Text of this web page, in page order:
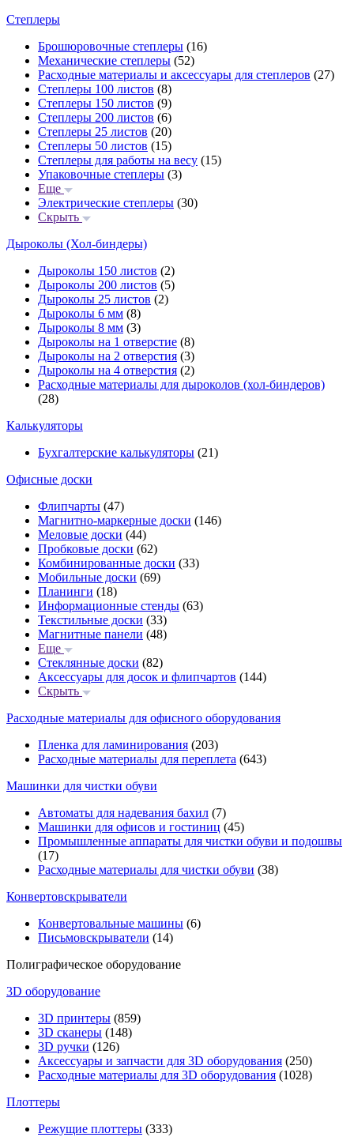
Степлеры
Брошюровочные степлеры (16)
Механические степлеры (52)
Расходные материалы и аксессуары для степлеров (27)
Степлеры 100 листов (8)
Степлеры 150 листов (9)
Степлеры 200 листов (6)
Степлеры 25 листов (20)
Степлеры 50 листов (15)
Степлеры для работы на весу (15)
Упаковочные степлеры (3)
Еще
Электрические степлеры (30)
Скрыть
Дыроколы (Хол-биндеры)
Дыроколы 150 листов (2)
Дыроколы 200 листов (5)
Дыроколы 25 листов (2)
Дыроколы 6 мм (8)
Дыроколы 8 мм (3)
Дыроколы на 1 отверстие (8)
Дыроколы на 2 отверстия (3)
Дыроколы на 4 отверстия (2)
Расходные материалы для дыроколов (хол-биндеров)
(28)
Калькуляторы
Бухгалтерские калькуляторы (21)
Офисные доски
Флипчарты (47)
Магнитно-маркерные доски (146)
Меловые доски (44)
Пробковые доски (62)
Комбинированные доски (33)
Мобильные доски (69)
Планинги (18)
Информационные стенды (63)
Текстильные доски (33)
Магнитные панели (48)
Еще
Стеклянные доски (82)
Аксессуары для досок и флипчартов (144)
Скрыть
Расходные материалы для офисного оборудования
Пленка для ламинирования (203)
Расходные материалы для переплета (643)
Машинки для чистки обуви
Автоматы для надевания бахил (7)
Машинки для офисов и гостиниц (45)
Промышленные аппараты для чистки обуви и подошвы
(17)
Расходные материалы для чистки обуви (38)
Конвертовскрыватели
Конвертовальные машины (6)
Письмовскрыватели (14)
Полиграфическое оборудование
3D оборудование
3D принтеры (859)
3D сканеры (148)
3D ручки (126)
Аксессуары и запчасти для 3D оборудования (250)
Расходные материалы для 3D оборудования (1028)
Плоттеры
Режущие плоттеры (333)